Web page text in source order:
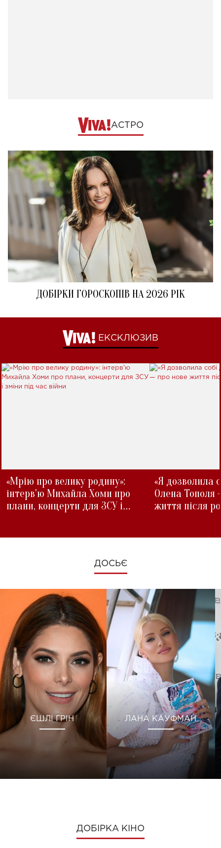
АСТРО
ДОБІРКИ ГОРОСКОПІВ НА 2026 РІК
ЕКСКЛЮЗИВ
«Мрію про велику родину»:
інтерв'ю Михайла Хоми про
плани, концерти для ЗСУ і
«Я дозволила
Олена Тополя
життя після
ДОСЬЄ
ЄШЛІ ГРІН ЛАНА КАУФМАН
ДОБІРКА КІНО